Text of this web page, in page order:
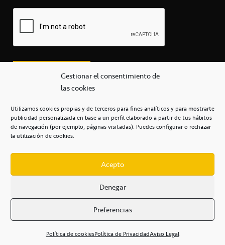
Gestionar el consentimiento de
las cookies
Utilizamos cookies propias y de terceros para fines analíticos y para mostrarte
publicidad personalizada en base a un perfil elaborado a partir de tus hábitos
de navegación (por ejemplo, páginas visitadas). Puedes configurar o rechazar
la utilización de cookies.
Acepto
Denegar
Preferencias
Política de cookiesPolítica de PrivacidadAviso Legal
secretaria@cbcanarias.es
+34 922 253 684
Casa del Deporte / 38108 – La Laguna
POLÍTICA DE PRIVACIDAD / POLÍTICA DE COOKIES /
AVISO LEGAL / CONDICIONES